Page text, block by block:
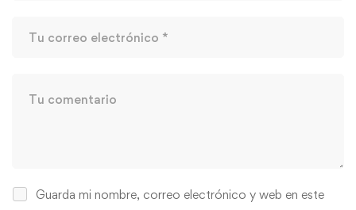
Guarda mi nombre, correo electrónico y web en este